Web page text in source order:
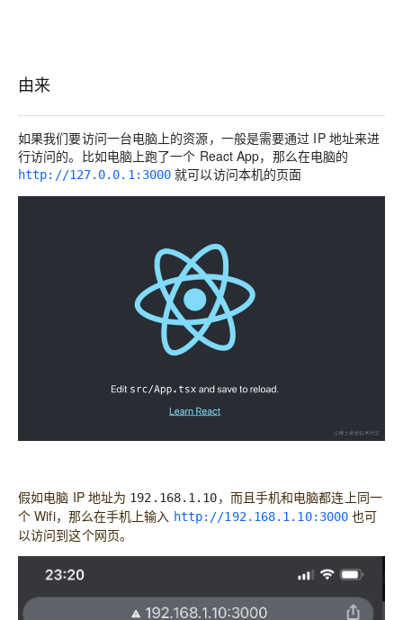
由来
如果我们要访问一台电脑上的资源，一般是需要通过 IP 地址来进
行访问的。比如电脑上跑了一个 React App，那么在电脑的
http://127.0.0.1:3000 就可以访问本机的页面
假如电脑 IP 地址为 192.168.1.10，而且手机和电脑都连上同一
个 Wifi，那么在手机上输入 http://192.168.1.10:3000 也可
以访问到这个网页。